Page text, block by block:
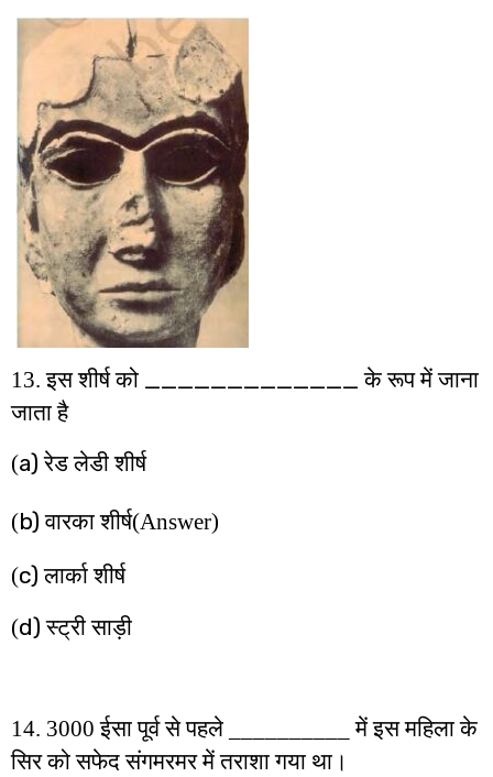
13. इस शीर्ष को _____________के रूप में जाना
जाता है
(a)रेड लेडी शीर्ष
(b)वारका शीर्ष(Answer)
(c)लार्का शीर्ष
(d)स्ट्री साड़ी
14. 3000 ईसा पूर्व से पहले __________ में इस महिला के
सिर को सफेद संगमरमर में तराशा गया था।